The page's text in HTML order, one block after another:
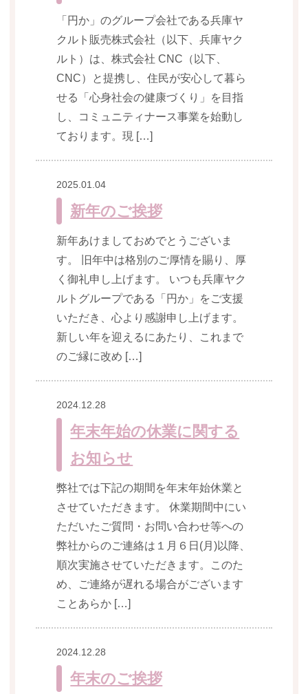
「円か」のグループ会社である兵庫ヤ
クルト販売株式会社（以下、兵庫ヤク
ルト）は、株式会社 CNC（以下、
CNC）と提携し、住民が安心して暮ら
せる「心身社会の健康づくり」を目指
し、コミュニティナース事業を始動し
ております。現 […]
2025.01.04
新年のご挨拶
新年あけましておめでとうございま
す。 旧年中は格別のご厚情を賜り、厚
く御礼申し上げます。 いつも兵庫ヤク
ルトグループである「円か」をご支援
いただき、心より感謝申し上げます。
新しい年を迎えるにあたり、これまで
のご縁に改め […]
2024.12.28
年末年始の休業に関する
お知らせ
弊社では下記の期間を年末年始休業と
させていただきます。 休業期間中にい
ただいたご質問・お問い合わせ等への
弊社からのご連絡は１月６日(月)以降、
順次実施させていただきます。このた
め、ご連絡が遅れる場合がございます
ことあらか […]
2024.12.28
年末のご挨拶